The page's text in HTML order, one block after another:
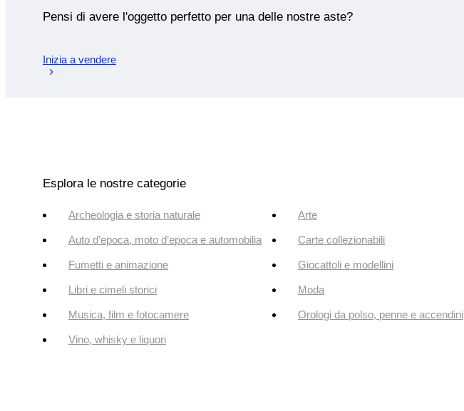
Pensi di avere l'oggetto perfetto per una delle nostre aste?
Inizia a vendere
Esplora le nostre categorie
Archeologia e storia naturale Arte
Auto d’epoca, moto d’epoca e automobilia Carte collezionabili
Fumetti e animazione Giocattoli e modellini
Libri e cimeli storici Moda
Musica, film e fotocamere Orologi da polso, penne e accendini
Vino, whisky e liquori